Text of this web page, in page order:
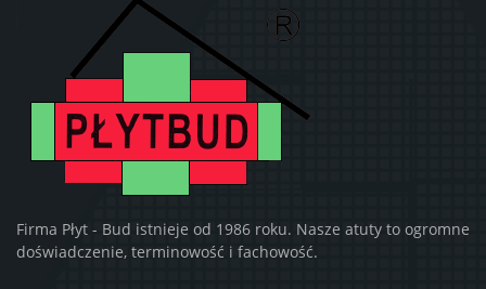
Firma Płyt - Bud istnieje od 1986 roku. Nasze atuty to ogromne
doświadczenie, terminowość i fachowość.